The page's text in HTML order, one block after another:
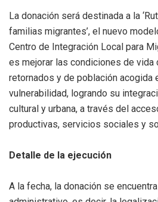
La donación será destinada a la
familias migrantes’, el nuevo
Centro de Integración Local para
es mejorar las condiciones de vida
retornados y de población acogida
vulnerabilidad, logrando su
cultural y urbana, a través del
productivas, servicios sociales y
Detalle de la ejecución
A la fecha, la donación se